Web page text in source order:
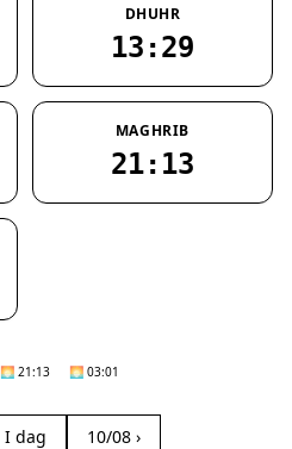
DHUHR
13:29
MAGHRIB
21:13
🌅 21:13 🌅 03:01
I dag 10/08 ›